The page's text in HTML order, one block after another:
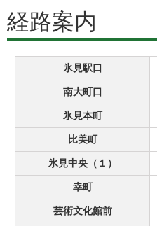
経路案内
氷見駅口
南大町口
氷見本町
比美町
氷見中央（１）
幸町
芸術文化館前